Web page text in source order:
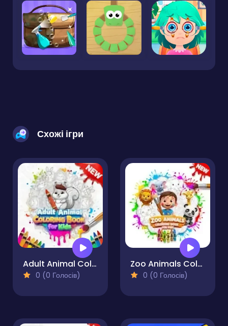
Схожі ігри
Adult Animal Coloring Book for Kids
0 (0 Голосів)
Zoo Animals Coloring Book for Kids
0 (0 Голосів)